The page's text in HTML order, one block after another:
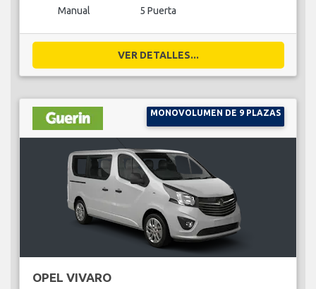
Manual 5 Puerta
VER DETALLES...
MONOVOLUMEN DE 9 PLAZAS
OPEL VIVARO